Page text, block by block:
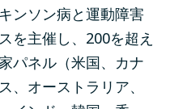
ンソン病と運動障害
を主催し、200を超え
パネル（米国、カナ
、オーストラリア、